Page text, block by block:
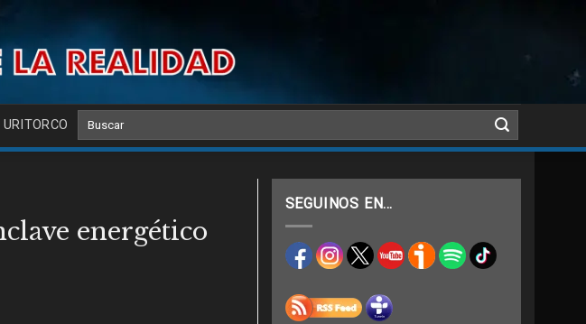
energético
SEGUINOS EN…